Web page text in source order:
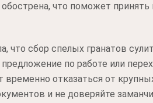
что поможет
что сбор спелых гранатов
по работе или
временно отказаться от
и не доверяйте